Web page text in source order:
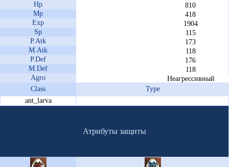
Hp
Mp
Exp
Sp
P.Atk
M.Atk
P.Def
M.Def
Agro
810
418
1904
115
173
118
176
118
Неагрессивный
Class
Type
ant_larva
Атрибуты защиты